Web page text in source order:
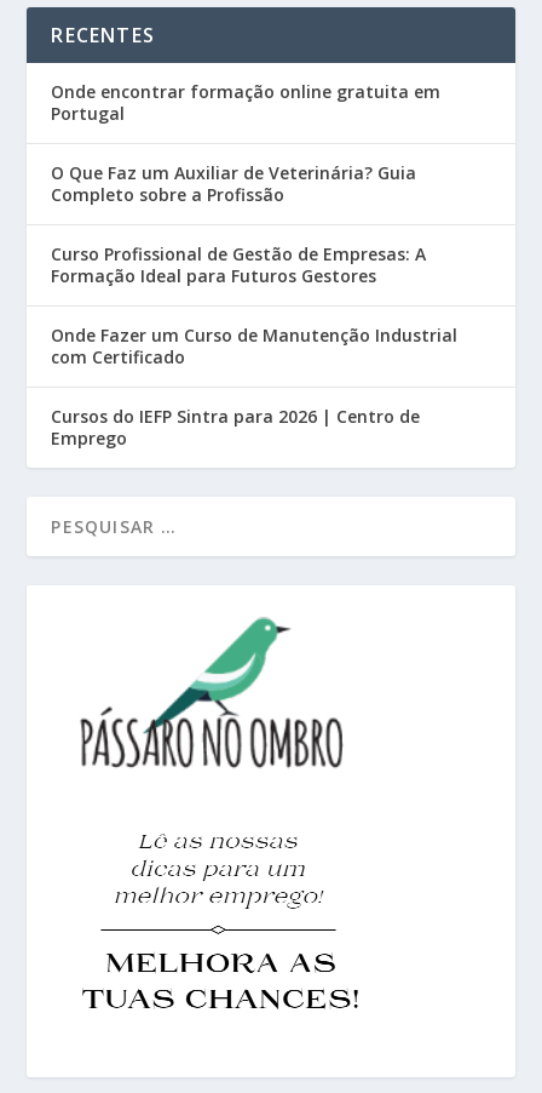
RECENTES
Onde encontrar formação online gratuita em
Portugal
O Que Faz um Auxiliar de Veterinária? Guia
Completo sobre a Profissão
Curso Profissional de Gestão de Empresas: A
Formação Ideal para Futuros Gestores
Onde Fazer um Curso de Manutenção Industrial
com Certificado
Cursos do IEFP Sintra para 2026 | Centro de
Emprego